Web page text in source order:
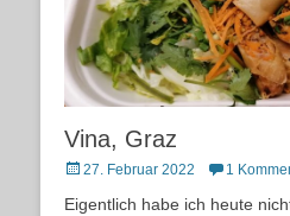
Vina, Graz
Posted27. Februar 2022 1
Eigentlich habe ich heute